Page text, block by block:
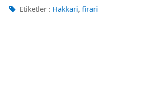
Etiketler : Hakkari, firari